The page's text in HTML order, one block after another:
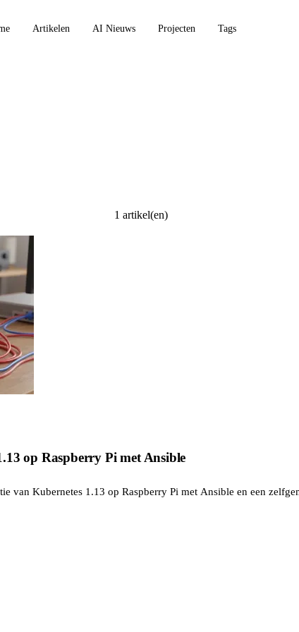
Artikelen AI Nieuws Projecten Tags
1 artikel(en)
op Raspberry Pi met Ansible
van Kubernetes 1.13 op Raspberry Pi met Ansible en een